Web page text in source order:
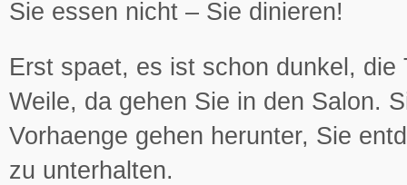
Sie essen nicht – Sie dinieren!
Erst spaet, es ist schon dunkel,
Weile, da gehen Sie in den Salon.
Vorhaenge gehen herunter, Sie
zu unterhalten.